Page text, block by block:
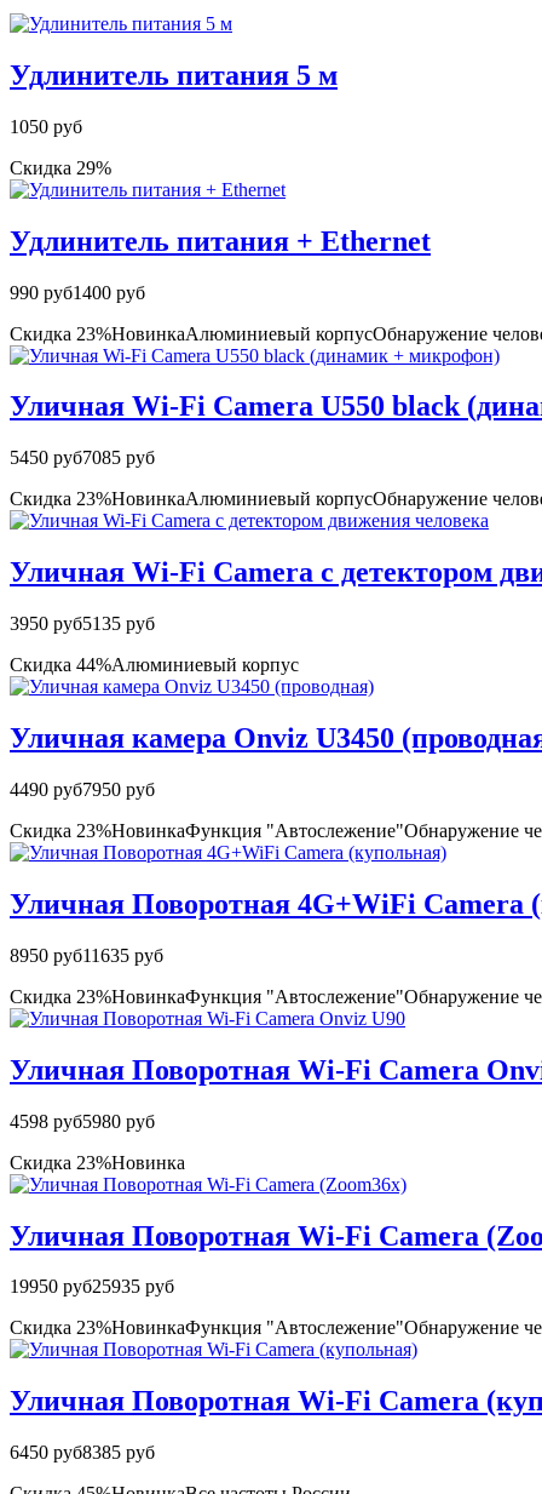
Удлинитель питания 5 м
1050 руб
Скидка 29%
Удлинитель питания + Ethernet
990 руб1400 руб
Скидка 23%НовинкаАлюминиевый корпусОбнаружение
Уличная Wi-Fi Camera U550 black
5450 руб7085 руб
Скидка 23%НовинкаАлюминиевый корпусОбнаружение
Уличная Wi-Fi Camera с детектором
3950 руб5135 руб
Скидка 44%Алюминиевый корпус
Уличная камера Onviz U3450
4490 руб7950 руб
Скидка 23%НовинкаФункция "Автослежение"Обнаружение
Уличная Поворотная 4G+WiFi Camera
8950 руб11635 руб
Скидка 23%НовинкаФункция "Автослежение"Обнаружение
Уличная Поворотная Wi-Fi Camera
4598 руб5980 руб
Скидка 23%Новинка
Уличная Поворотная Wi-Fi Camera
19950 руб25935 руб
Скидка 23%НовинкаФункция "Автослежение"Обнаружение
Уличная Поворотная Wi-Fi Camera
6450 руб8385 руб